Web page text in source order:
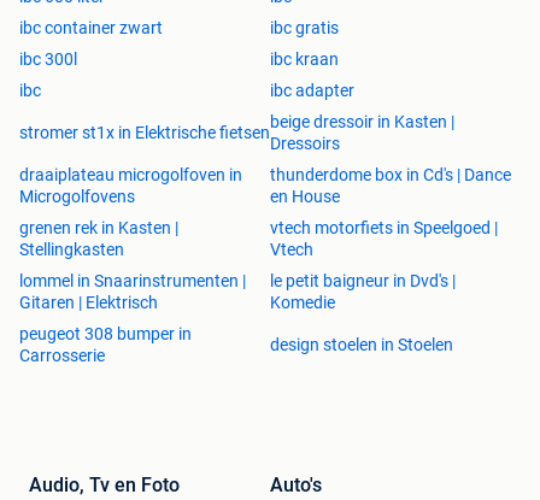
ibc container zwart
ibc gratis
ibc 300l
ibc kraan
ibc
ibc adapter
stromer st1x in Elektrische fietsen
beige dressoir in Kasten |
Dressoirs
draaiplateau microgolfoven in
Microgolfovens
thunderdome box in Cd's | Dance
en House
grenen rek in Kasten |
Stellingkasten
vtech motorfiets in Speelgoed |
Vtech
lommel in Snaarinstrumenten |
Gitaren | Elektrisch
le petit baigneur in Dvd's |
Komedie
peugeot 308 bumper in
Carrosserie
design stoelen in Stoelen
Audio, Tv en Foto Auto's